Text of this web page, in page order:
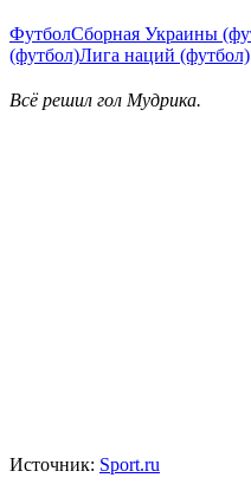
ФутболСборная Украины
(футбол)Лига наций (футбол)
Всё решил гол Мудрика.
Источник: Sport.ru